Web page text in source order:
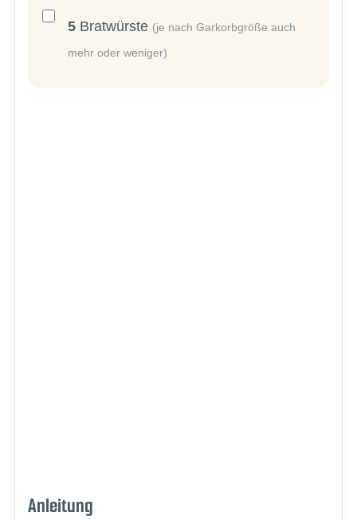
5 Bratwürste (je nach Garkorbgröße auch
mehr oder weniger)
Anleitung